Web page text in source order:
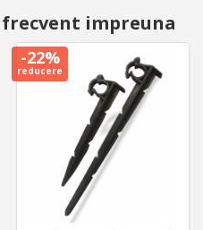
impreuna
-22%
reducere